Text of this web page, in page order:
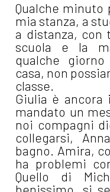
Qualche minuto
mia stanza, a
a distanza,
scuola e la
qualche
casa, non
classe.
Giulia è ancora
mandato un
noi compagni
collegarsi,
bagno. Amira,
ha problemi
Quello di